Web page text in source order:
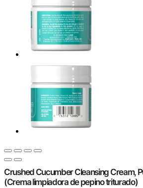
Crushed Cucumber Cleansing Cream,
(Crema limpiadora de pepino triturado)